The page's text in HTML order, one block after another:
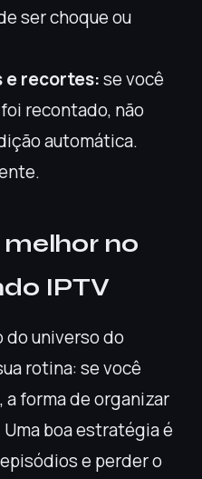
ser choque ou
e recortes:se você
recontado, não
automática.
no
IPTV
do universo do
rotina: se você
forma de organizar
boa estratégia é
e perder o